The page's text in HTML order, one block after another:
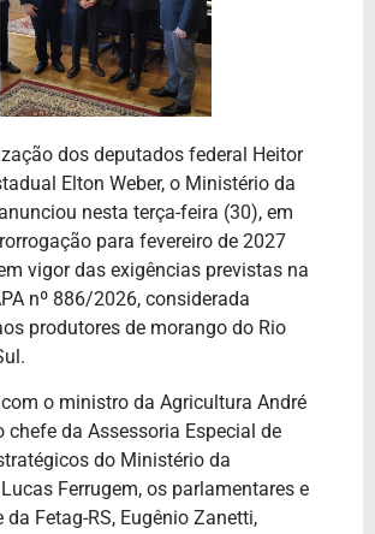
dos deputados federal Heitor
Elton Weber, o Ministério da
nesta terça-feira (30), em
para fevereiro de 2027
vigor das exigências previstas na
nº 886/2026, considerada
produtores de morango do Rio
o ministro da Agricultura André
chefe da Assessoria Especial de
do Ministério da
Ferrugem, os parlamentares e
da Fetag-RS, Eugênio Zanetti,